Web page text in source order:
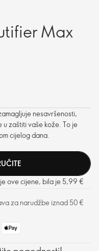
Max
nesavršenosti,
zaštiti vaše kože. To je
cijelog dana.
ove cijene, bila je 5,99 €
za narudžbe iznad 50 €